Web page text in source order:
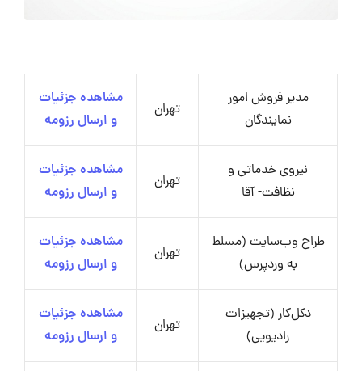
مدیر فروش امور
نمایندگان
تهران
مشاهده جزئیات
و ارسال رزومه
نیروی خدماتی و
نظافت- آقا
تهران
مشاهده جزئیات
و ارسال رزومه
طراح وب‌سایت (مسلط
به وردپرس)
تهران
مشاهده جزئیات
و ارسال رزومه
دکل‌کار (تجهیزات
رادیویی)
تهران
مشاهده جزئیات
و ارسال رزومه